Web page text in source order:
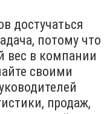
достучаться
потому что
вес в компании
своими
продаж,